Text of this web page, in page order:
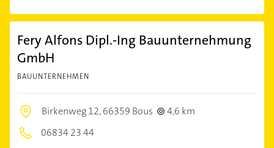
Fery Alfons Dipl.-Ing Bauunternehmung
GmbH
BAUUNTERNEHMEN
Birkenweg 12,66359 Bous
4,6 km
06834 23 44